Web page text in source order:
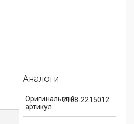
Аналоги
Оригинальный
артикул
2108-2215012